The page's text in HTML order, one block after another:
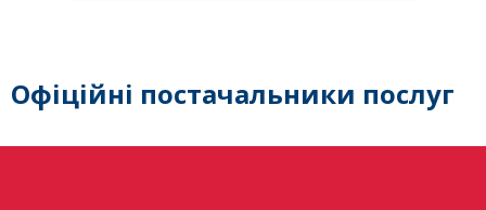
Офіційні постачальники послуг